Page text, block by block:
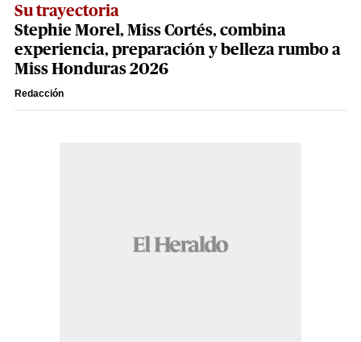
Su trayectoria
Stephie Morel, Miss Cortés, combina
experiencia, preparación y belleza rumbo a
Miss Honduras 2026
Redacción